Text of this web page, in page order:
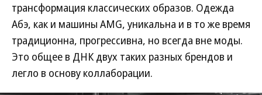
трансформация классических образов. Одежда
Абэ, как и машины AMG, уникальна и в то же время
традиционна, прогрессивна, но всегда вне моды.
Это общее в ДНК двух таких разных брендов и
легло в основу коллаборации.